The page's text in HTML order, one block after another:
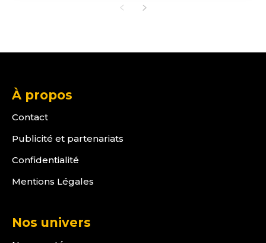
À propos
Contact
Publicité et partenariats
Confidentialité
Mentions Légales
Nos univers